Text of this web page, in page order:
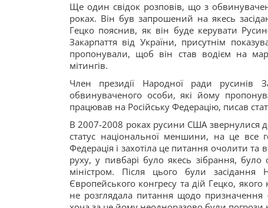
Ще один свідок розповів, що з
роках. Він був запрошений на якесь
Гецко пояснив, як він буде керувати
Закарпаття від України, присутнім
пропонували, щоб він став водієм на
мітингів.
Член президії Народної ради русинів
обвинуваченого особи, які йому
працював на Російську Федерацію, писав
В 2007-2008 роках русини США звернулися
статус національної меншини, на це все
Федерація і захотіла це питання очолити та
руху, у пивбарі було якесь зібрання, було
міністром. Після цього були
Європейського конгресу та дій Гецко,
не розглядала питання щодо призначення